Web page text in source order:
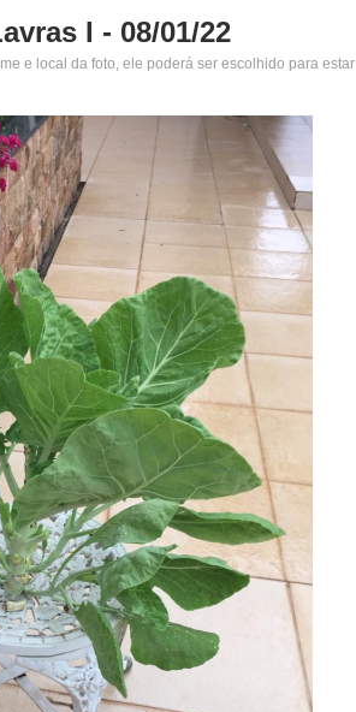
I - 08/01/22
e local da foto, ele poderá ser escolhido para estar